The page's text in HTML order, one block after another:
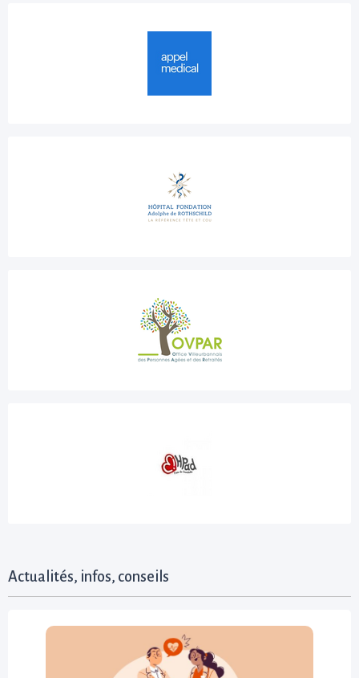
Actualités, infos, conseils